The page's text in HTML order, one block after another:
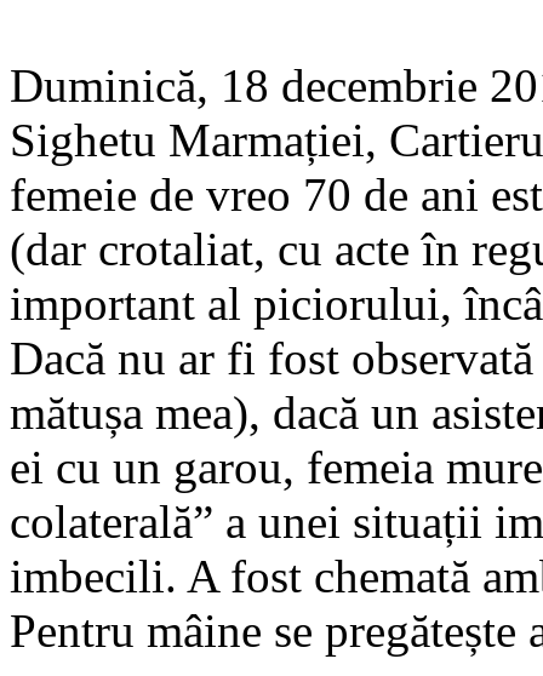
Duminică, 18 decembrie
Sighetu Marmației,
femeie de vreo 70 de ani
(dar crotaliat, cu acte în
important al piciorului,
Dacă nu ar fi fost
mătușa mea), dacă un
ei cu un garou, femeia
colaterală” a unei situații
imbecili. A fost chemată
Pentru mâine se